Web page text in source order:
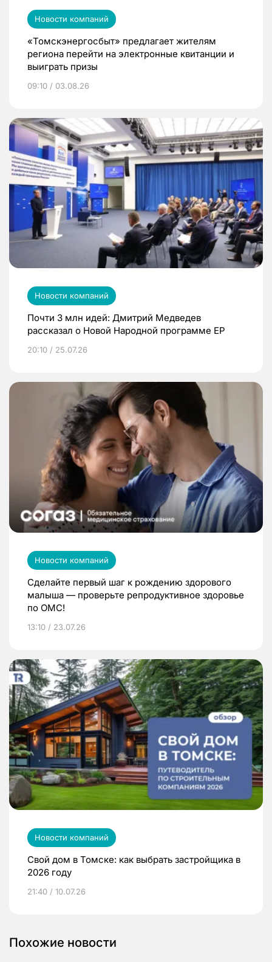
Новости компаний
«Томскэнергосбыт» предлагает жителям
региона перейти на электронные квитанции и
выиграть призы
09:10 / 03.08.26
Новости компаний
Почти 3 млн идей: Дмитрий Медведев
рассказал о Новой Народной программе ЕР
20:10 / 25.07.26
Новости компаний
Сделайте первый шаг к рождению здорового
малыша — проверьте репродуктивное здоровье
по ОМС!
13:10 / 23.07.26
Новости компаний
Свой дом в Томске: как выбрать застройщика в
2026 году
21:40 / 10.07.26
Похожие новости